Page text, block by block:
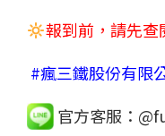
報到前，請先
#瘋三鐵股份有限
官方客服：